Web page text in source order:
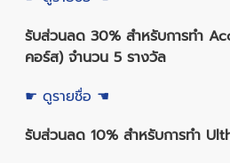
รับส่วนลด 30% สำหรับการทำ
คอร์ส) จำนวน 5 รางวัล
☛ ดูรายชื่อ ☚
รับส่วนลด 10% สำหรับการทำ